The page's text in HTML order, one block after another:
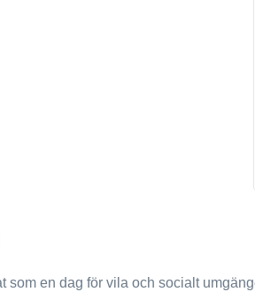
som en dag för vila och socialt